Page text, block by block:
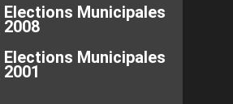
Elections Municipales
2008
Elections Municipales
2001